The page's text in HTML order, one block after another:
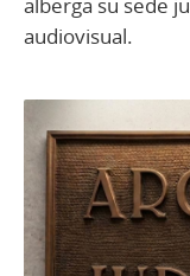
audiovisual.